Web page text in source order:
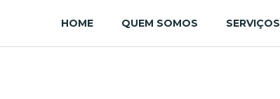
HOME QUEM SOMOS SERVIÇOS